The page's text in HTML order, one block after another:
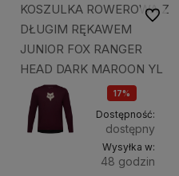
KOSZULKA ROWEROWA Z
DŁUGIM RĘKAWEM
JUNIOR FOX RANGER
HEAD DARK MAROON YL
17%
OKAZJA
Dostępność:
dostępny
Wysyłka w:
48 godzin
Do